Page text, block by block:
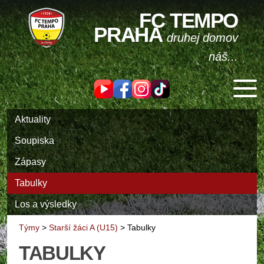
FC TEMPO
PRAHAdruhej domov
náš...
Aktuality
Soupiska
Zápasy
Tabulky
Los a výsledky
Týmy > Starší žáci A (U15) > Tabulky
TABULKY